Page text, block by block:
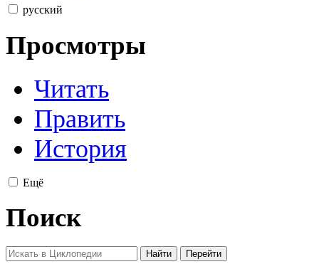
русский
Просмотры
Читать
Править
История
Ещё
Поиск